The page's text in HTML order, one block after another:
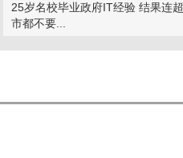
25岁名校毕业政府IT经验 结果连超
市都不要...